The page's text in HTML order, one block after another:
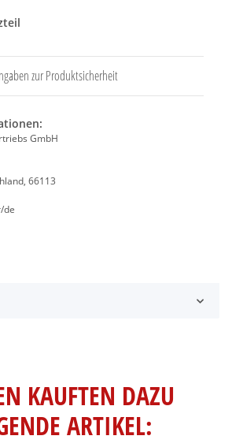
zur Produktsicherheit
GmbH
66113
de
KAUFTEN DAZU
ARTIKEL: